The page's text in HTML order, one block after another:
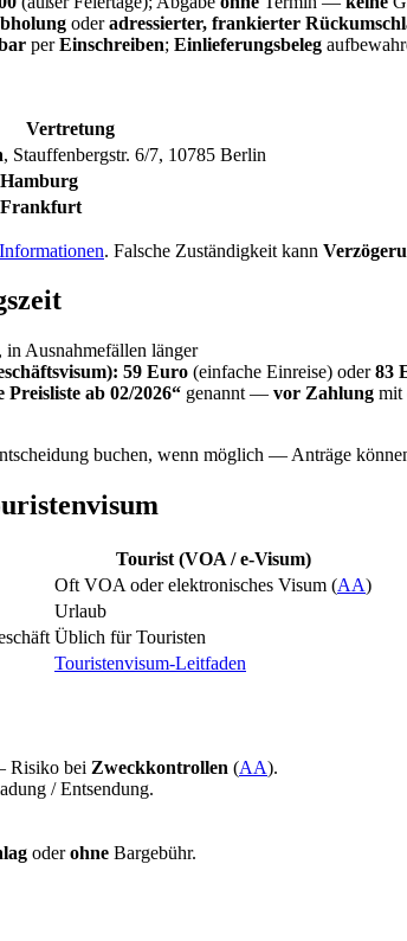
oderadressierter, frankierter
perEinschreiben; Einlieferungsbeleg
Vertretung
, Stauffenbergstr. 6/7, 10785 Berlin
Hamburg
Frankfurt
. Falsche Zuständigkeit kann
, in Ausnahmefällen länger
59 Euro (einfache Einreise) oder83
Preisliste ab 02/2026“ genannt — vor Zahlung mit
buchen, wenn möglich — Anträge
Tourist (VOA / e-Visum)
Oft VOA oder elektronisches Visum (AA)
Urlaub
Üblich für Touristen
Touristenvisum-Leitfaden
Risiko bei Zweckkontrollen (AA).
/ Entsendung.
oderohne Bargebühr.